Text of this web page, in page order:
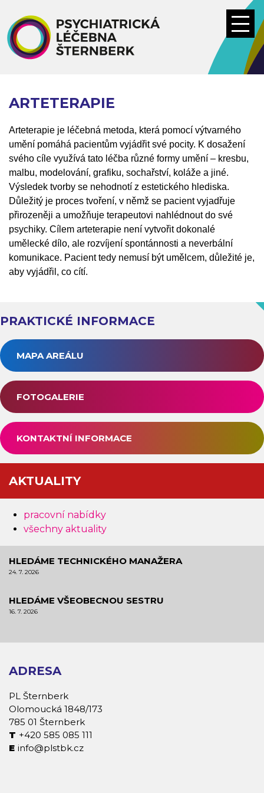
hlavnímu
obsahu
ARTETERAPIE
Arteterapie je léčebná metoda, která pomocí výtvarného
umění pomáhá pacientům vyjádřit své pocity. K dosažení
svého cíle využívá tato léčba různé formy umění – kresbu,
malbu, modelování, grafiku, sochařství, koláže a jiné.
Výsledek tvorby se nehodnotí z estetického hlediska.
Důležitý je proces tvoření, v němž se pacient vyjadřuje
přirozeněji a umožňuje terapeutovi nahlédnout do své
psychiky. Cílem arteterapie není vytvořit dokonalé
umělecké dílo, ale rozvíjení spontánnosti a neverbální
komunikace. Pacient tedy nemusí být umělcem, důležité je,
aby vyjádřil, co cítí.
PRAKTICKÉ INFORMACE
MAPA AREÁLU
FOTOGALERIE
KONTAKTNÍ INFORMACE
AKTUALITY
pracovní nabídky
všechny aktuality
HLEDÁME TECHNICKÉHO MANAŽERA
24. 7. 2026
HLEDÁME VŠEOBECNOU SESTRU
16. 7. 2026
ADRESA
PL Šternberk
Olomoucká 1848/173
785 01 Šternberk
+420 585 085 111
info@plstbk.cz